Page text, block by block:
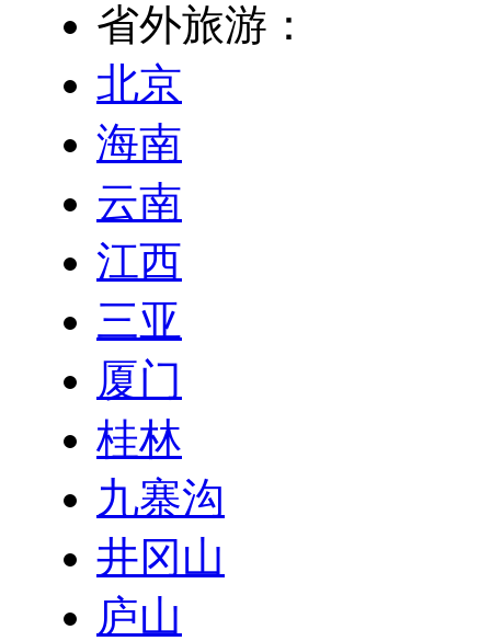
省外旅游：
北京
海南
云南
江西
三亚
厦门
桂林
九寨沟
井冈山
庐山